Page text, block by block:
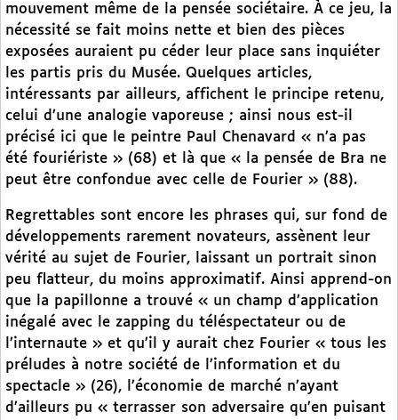
mouvement même de la pensée sociétaire. À ce jeu, la
nécessité se fait moins nette et bien des pièces
exposées auraient pu céder leur place sans inquiéter
les partis pris du Musée. Quelques articles,
intéressants par ailleurs, affichent le principe retenu,
celui d’une analogie vaporeuse ; ainsi nous est-il
précisé ici que le peintre Paul Chenavard « n’a pas
été fouriériste » (68) et là que « la pensée de Bra ne
peut être confondue avec celle de Fourier » (88).
Regrettables sont encore les phrases qui, sur fond de
développements rarement novateurs, assènent leur
vérité au sujet de Fourier, laissant un portrait sinon
peu flatteur, du moins approximatif. Ainsi apprend-on
que la papillonne a trouvé « un champ d’application
inégalé avec le zapping du téléspectateur ou de
l’internaute » et qu’il y aurait chez Fourier « tous les
préludes à notre société de l’information et du
spectacle » (26), l’économie de marché n’ayant
d’ailleurs pu « terrasser son adversaire qu’en puisant